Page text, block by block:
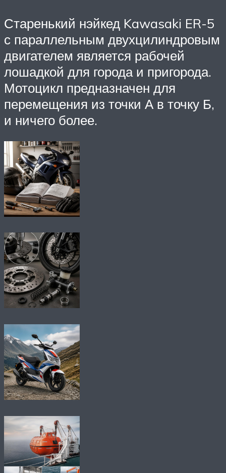
Старенький нэйкед Kawasaki ER-5
с параллельным двухцилиндровым
двигателем является рабочей
лошадкой для города и пригорода.
Мотоцикл предназначен для
перемещения из точки А в точку Б,
и ничего более.